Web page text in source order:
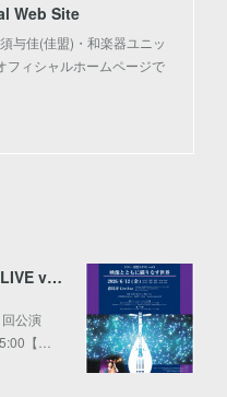
Web Site
与佳(佳盟)・和楽器ユニッ
フィシャルホームページで
2026.06.12. 長須与佳 尺八・琵琶LIVE vol.2〜映像とともに織りなす世界〜
公演
【…